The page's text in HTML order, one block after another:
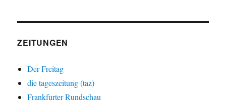
ZEITUNGEN
Der Freitag
die tageszeitung (taz)
Frankfurter Rundschau